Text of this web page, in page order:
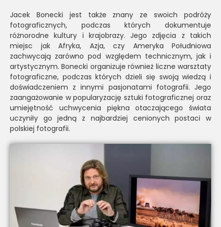
Jacek Bonecki jest także znany ze swoich podróży
fotograficznych, podczas których dokumentuje
różnorodne kultury i krajobrazy. Jego zdjęcia z takich
miejsc jak Afryka, Azja, czy Ameryka Południowa
zachwycają zarówno pod względem technicznym, jak i
artystycznym. Bonecki organizuje również liczne warsztaty
fotograficzne, podczas których dzieli się swoją wiedzą i
doświadczeniem z innymi pasjonatami fotografii. Jego
zaangażowanie w popularyzację sztuki fotograficznej oraz
umiejętność uchwycenia piękna otaczającego świata
uczyniły go jedną z najbardziej cenionych postaci w
polskiej fotografii.